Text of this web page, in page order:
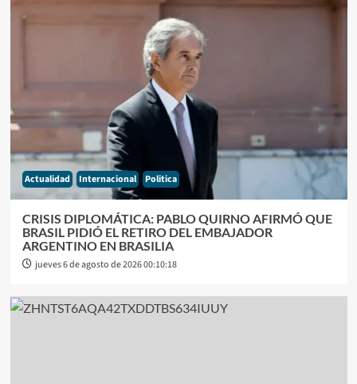
Actualidad Internacional Politica
CRISIS DIPLOMÁTICA: PABLO QUIRNO AFIRMÓ QUE
BRASIL PIDIÓ EL RETIRO DEL EMBAJADOR
ARGENTINO EN BRASILIA
jueves 6 de agosto de 2026 00:10:18